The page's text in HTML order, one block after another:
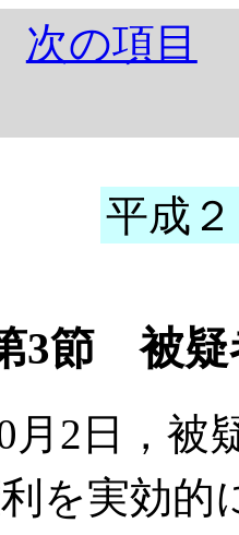
次の項目
平成
3節 被疑
月2日，被
を実効的